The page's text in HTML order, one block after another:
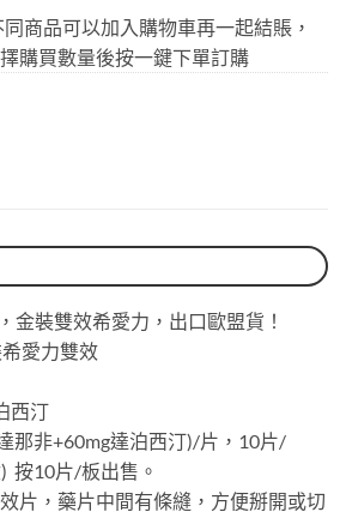
商品可以加入購物車再一起結賬，
購買數量後按一鍵下單訂購
金裝雙效希愛力，出口歐盟貨！
希愛力雙效️
西汀
那非+60mg達泊西汀)/片，10片/
按10片/板出售。
片，藥片中間有條縫，方便掰開或切